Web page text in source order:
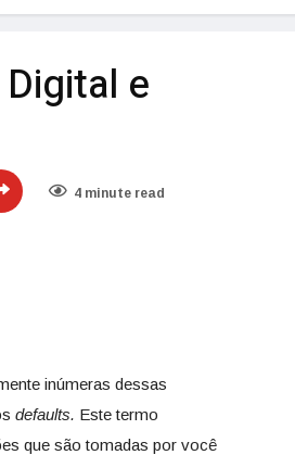
e
4 minute read
inúmeras dessas
defaults. Este termo
que são tomadas por você